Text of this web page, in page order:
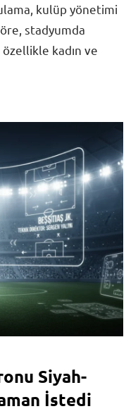
kulüp yönetimi
stadyumda
özellikle kadın ve
Siyah-
İstedi